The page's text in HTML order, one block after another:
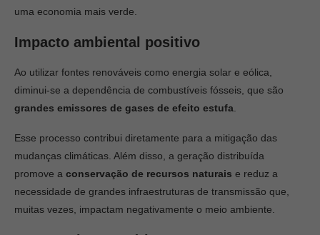
uma economia mais verde.
Impacto ambiental positivo
Ao utilizar fontes renováveis como energia solar e eólica,
diminui-se a dependência de combustíveis fósseis, que são
grandes emissores de gases de efeito estufa
Esse processo contribui diretamente para a mitigação das
mudanças climáticas. Além disso, a geração distribuída
promove a conservação de recursos naturais e reduz a
necessidade de grandes infraestruturas de transmissão que,
muitas vezes, impactam negativamente o meio ambiente.